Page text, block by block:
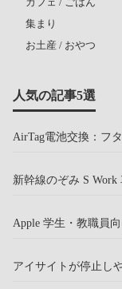
集まり
お土産 / おやつ
人気の記事5選
AirTag電池交換：フ
新幹線のぞみ S
Apple 学生・教職員
アイサイトが停止し